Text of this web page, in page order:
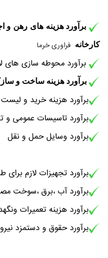
برآورد هزینه های رهن و
کارخانه فراوری خرما
برآورد محوطه سازی های
برآورد هزینه ساخت و
برآورد هزینه خرید و
برآورد تاسیسات عمومی و
برآورد وسایل حمل و نقل
برآورد تجهیزات لازم
برآورد آب ،برق ،سوخت
برآورد هزینه تعمیرات
برآورد حقوق و دستمزد